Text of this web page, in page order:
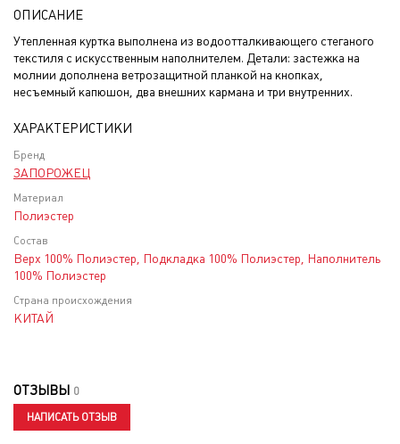
ОПИСАНИЕ
Утепленная куртка выполнена из водоотталкивающего стеганого
текстиля с искусственным наполнителем. Детали: застежка на
молнии дополнена ветрозащитной планкой на кнопках,
несъемный капюшон, два внешних кармана и три внутренних.
ХАРАКТЕРИСТИКИ
Бренд
ЗАПОРОЖЕЦ
Материал
Полиэстер
Состав
Верх 100% Полиэстер, Подкладка 100% Полиэстер, Наполнитель
100% Полиэстер
Страна происхождения
КИТАЙ
ОТЗЫВЫ 0
НАПИСАТЬ ОТЗЫВ